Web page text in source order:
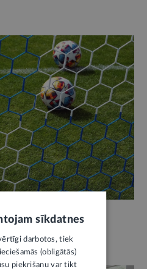
likumssīkdatnes
darbotos, tiek
(obligātās)
piekrišanu var tikt